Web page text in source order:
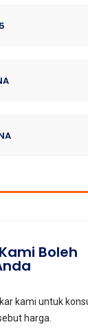
Boleh
kami untuk
harga.